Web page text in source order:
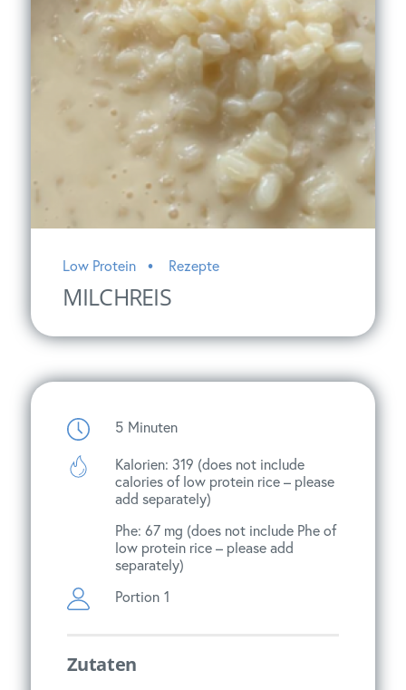
Low Protein Rezepte
MILCHREIS
5 Minuten
Kalorien: 319 (does not include
calories of low protein rice – please
add separately)
Phe: 67 mg (does not include Phe of
low protein rice – please add
separately)
Portion 1
Zutaten